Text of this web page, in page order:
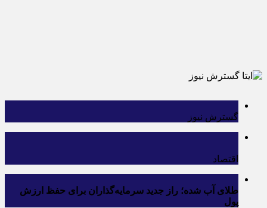
گسترش نیوز
اقتصاد
طلای آب شده؛ راز جدید سرمایه‌گذاران برای حفظ ارزش
پول